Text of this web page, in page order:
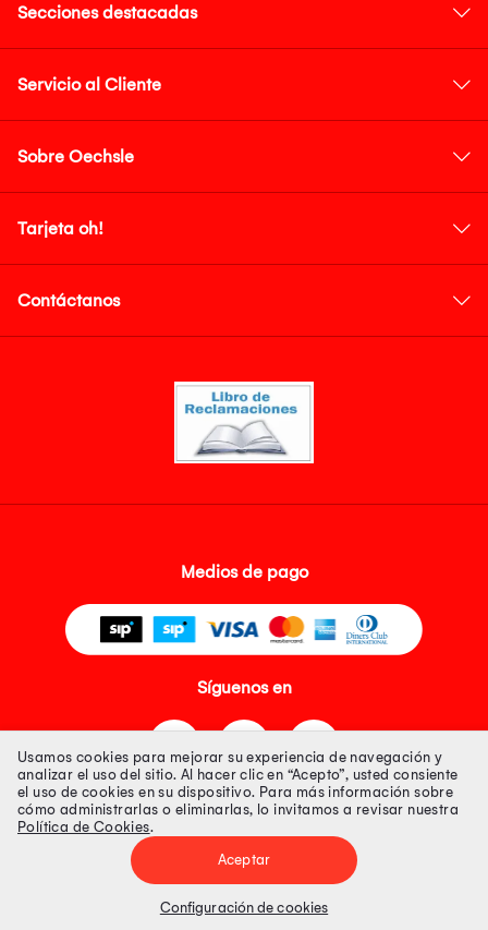
Secciones destacadas
Servicio al Cliente
Sobre Oechsle
Tarjeta oh!
Contáctanos
Medios de pago
Síguenos en
Tienda 100% Segura
Tiendas Peruanas S.A. R.U.C. Nº 20493020618. Todos los derechos
Precios disponibles solo en www.oechsle.pe. Precios online publicados
Usamos cookies para mejorar su experiencia de navegación y
analizar el uso del sitio. Al hacer clic en “Acepto”, usted consiente
el uso de cookies en su dispositivo. Para más información sobre
cómo administrarlas o eliminarlas, lo invitamos a revisar nuestra
Política de Cookies.
Aceptar
Configuración de cookies